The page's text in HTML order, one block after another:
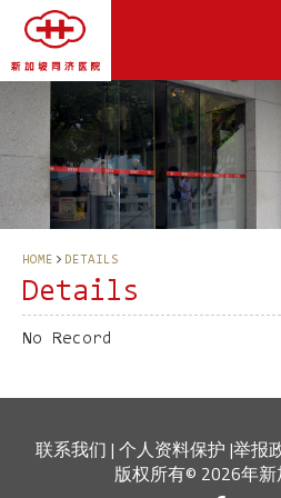
HOME DETAILS
Details
No Record
联系我们 | 个人资料保护 |举报
版权所有© 2026年